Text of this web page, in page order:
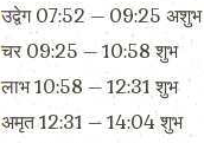
उद्वेग 07:52 – 09:25 अशुभ
चर 09:25 – 10:58 शुभ
लाभ 10:58 – 12:31 शुभ
अमृत 12:31 – 14:04 शुभ